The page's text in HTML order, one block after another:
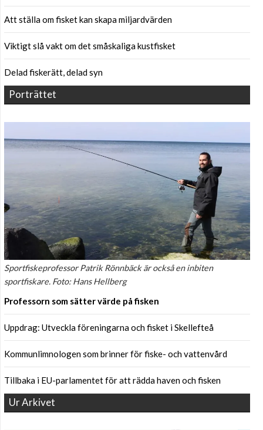
Att ställa om fisket kan skapa miljardvärden
Viktigt slå vakt om det småskaliga kustfisket
Delad fiskerätt, delad syn
Porträttet
Sportfiskeprofessor Patrik Rönnbäck är också en inbiten
sportfiskare. Foto: Hans Hellberg
Professorn som sätter värde på fisken
Uppdrag: Utveckla föreningarna och fisket i Skellefteå
Kommunlimnologen som brinner för fiske- och vattenvård
Tillbaka i EU-parlamentet för att rädda haven och fisken
Ur Arkivet